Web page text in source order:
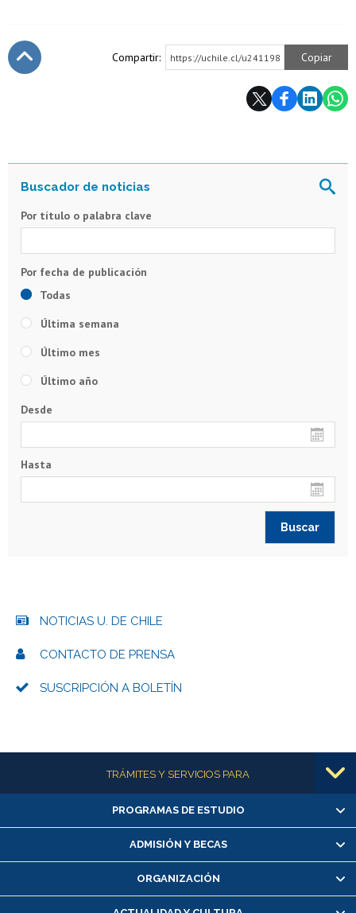
Compartir: https://uchile.cl/u241198 Copiar
Por título o palabra clave
Todas
Última semana
Último mes
Último año
Desde
Hasta
NOTICIAS U. DE CHILE
CONTACTO DE PRENSA
SUSCRIPCIÓN A BOLETÍN
Más informaciónTRÁMITES Y SERVICIOS PARA
Alumnas/os y exalumnas/os
Matrícula en línea
Inscripción y cambio de asignaturas
Consulta y certificado de notas
PROGRAMAS DE ESTUDIO
ADMISIÓN Y BECAS
ORGANIZACIÓN